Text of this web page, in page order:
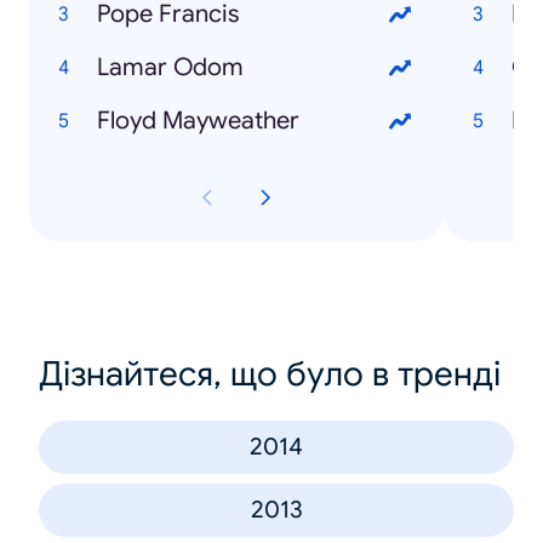
Pope Francis
Lamar Odom
Floyd Mayweather
Дізнайтеся, що було в тренді
2014
2013